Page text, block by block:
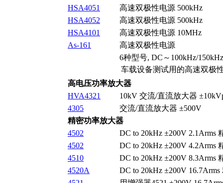
HSA4051
高速双极性电源 500kHz
HSA4052
高速双极性电源 500kHz
HSA4101
高速双极性电源 10MHz
As-161
高速双极性电源
6种型号, DC～100kHz/
车载设备测试用的高速双极
高电压功率放大器
HVA4321
10kV 交流/直流放大器
4305
交流/直流放大器 ±500V
精密功率放大器
4502
DC to 20kHz ±200V 2.1Arms
4502
DC to 20kHz ±200V 4.2Arms
4510
DC to 20kHz ±200V 8.3Arms
4520A
DC to 20kHz ±200V